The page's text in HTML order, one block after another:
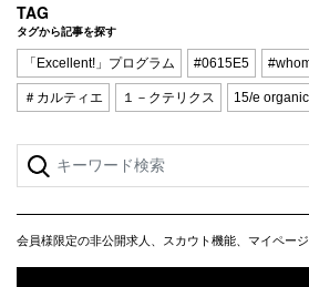
TAG
タグから記事を探す
「Excellent!」プログラム #0615E5
＃カルティエ １－クテリクス 15/e organic
会員様限定の非公開求人、スカウト機能、マイペー